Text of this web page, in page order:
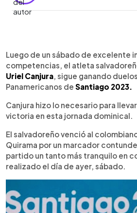
► Escuchar artículo
Luego de un sábado de excelente
competencias, el atleta
Uriel Canjura, sigue ganando
Panamericanos de Santiago 2023.
Canjura hizo lo necesario para
victoria en esta jornada dominical.
El salvadoreño venció al
Quirama por un marcador
partido un tanto más tranquilo en
realizado el día de ayer, sábado.